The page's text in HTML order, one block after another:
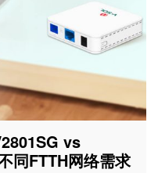
vs
同FTTH网络需求